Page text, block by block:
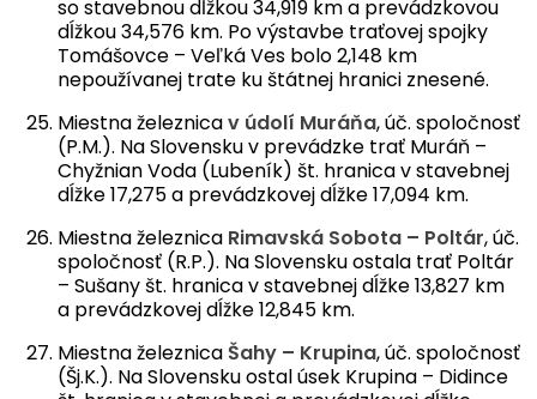
so stavebnou dĺžkou 34,919 km a prevádzkovou
dĺžkou 34,576 km. Po výstavbe traťovej spojky
Tomášovce – Veľká Ves bolo 2,148 km
nepoužívanej trate ku štátnej hranici znesené.
Miestna železnicav údolí Muráňa, úč. spoločnosť
(P.M.). Na Slovensku v prevádzke trať Muráň –
Chyžnian Voda (Lubeník) št. hranica v stavebnej
dĺžke 17,275 a prevádzkovej dĺžke 17,094 km.
Miestna železnica Rimavská Sobota – Poltár, úč.
spoločnosť (R.P.). Na Slovensku ostala trať Poltár
– Sušany št. hranica v stavebnej dĺžke 13,827 km
a prevádzkovej dĺžke 12,845 km.
Miestna železnica Šahy – Krupina, úč. spoločnosť
(Šj.K.). Na Slovensku ostal úsek Krupina – Didince